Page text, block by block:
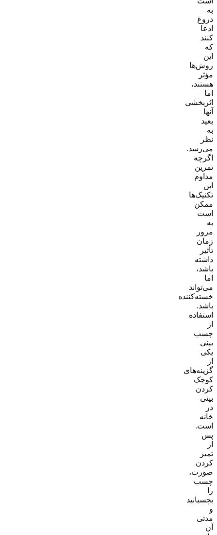
به
دروغ
ادعا
کنند
که
این
روش‌ها
مؤثر
هستند،
اما
اثربخشی
آنها
بعید
به
نظر
می‌رسد.
اگرچه
تمرین
مداوم
این
تکنیک‌ها
ممکن
است
به
مرور
زمان
تأثیر
داشته
باشد،
اما
می‌تواند
خسته‌کننده
باشد.
استفاده
از
چسب
بینی
یکی
از
گزینه‌های
کوچک
کردن
بینی
در
خانه
است.
پس
از
تمیز
کردن
صورت،
چسب
را
بچسبانید
و
مدتی
آن